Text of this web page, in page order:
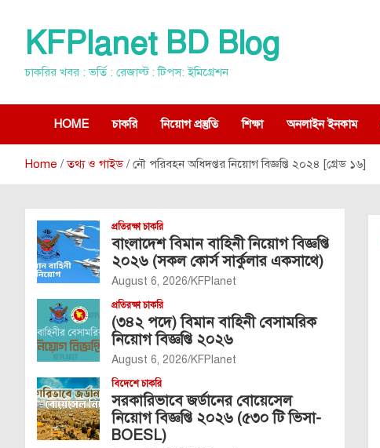
contentKFPlanet BD Blog
চাকরির খবর : ভর্তি : রেজাল্ট : টিপস: ইমিগ্রেশন
HOME চাকরি নিয়োগ প্রস্তুতি শিক্ষা অনলাইন ইনকাম
Home তথ্য ও গাইড নৌ পরিবহন অধিদপ্তর নিয়োগ বিজ্ঞপ্তি ২০২৪ [গ্রেড ১৬]
প্রতিরক্ষা চাকরি
বাংলাদেশ বিমান বাহিনী নিয়োগ বিজ্ঞপ্তি
২০২৬ (সকল কোর্স সার্কুলার একসাথে)
August 6, 2026 KFPlanet
প্রতিরক্ষা চাকরি
(৩৪২ পদে) বিমান বাহিনী বেসামরিক
নিয়োগ বিজ্ঞপ্তি ২০২৬
August 6, 2026 KFPlanet
বিদেশে চাকরি
সরকারিভাবে জর্ডানের বোয়েসেল
নিয়োগ বিজ্ঞপ্তি ২০২৬ (৫৩০ টি ভিসা-
BOESL)